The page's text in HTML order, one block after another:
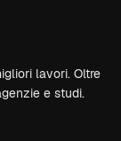
lavori. Oltre
e studi.